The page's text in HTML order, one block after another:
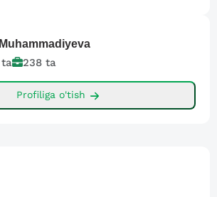
Muhammadiyeva
ta 238 ta
Profiliga o'tish